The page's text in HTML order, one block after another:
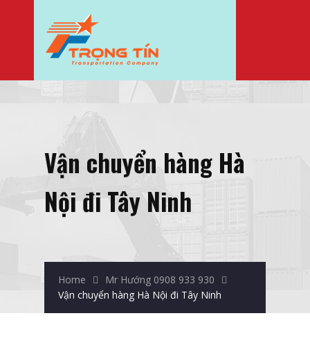
Vận chuyển hàng Hà
Nội đi Tây Ninh
Home
Mr Hướng 0908 933 930
Vận chuyển hàng Hà Nội đi Tây Ninh